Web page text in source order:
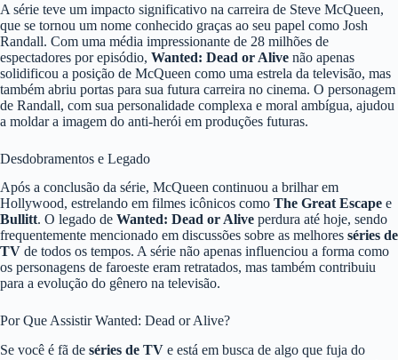
A série teve um impacto significativo na carreira de Steve McQueen,
que se tornou um nome conhecido graças ao seu papel como Josh
Randall. Com uma média impressionante de 28 milhões de
espectadores por episódio, Wanted: Dead or Alive não apenas
solidificou a posição de McQueen como uma estrela da televisão, mas
também abriu portas para sua futura carreira no cinema. O personagem
de Randall, com sua personalidade complexa e moral ambígua, ajudou
a moldar a imagem do anti-herói em produções futuras.
Desdobramentos e Legado
Após a conclusão da série, McQueen continuou a brilhar em
Hollywood, estrelando em filmes icônicos como The Great Escape e
Bullitt. O legado de Wanted: Dead or Alive perdura até hoje, sendo
frequentemente mencionado em discussões sobre as melhores séries de
TV de todos os tempos. A série não apenas influenciou a forma como
os personagens de faroeste eram retratados, mas também contribuiu
para a evolução do gênero na televisão.
Por Que Assistir Wanted: Dead or Alive?
Se você é fã de séries de TV e está em busca de algo que fuja do